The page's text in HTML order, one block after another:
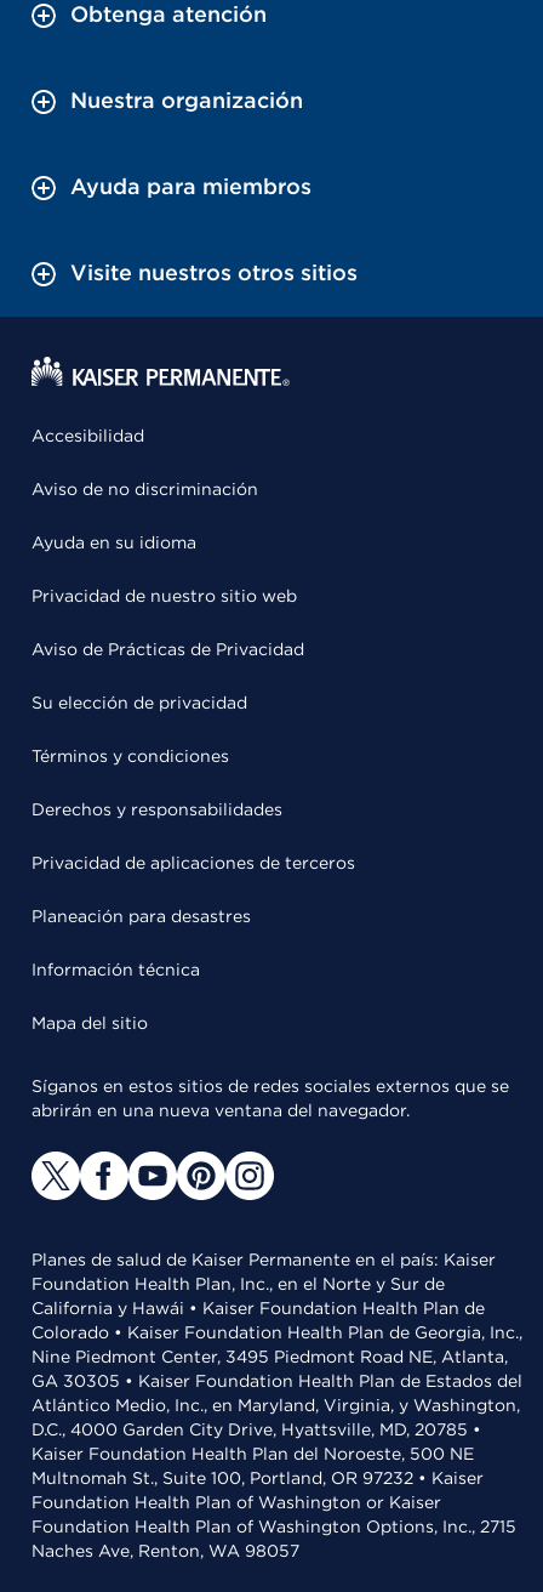
Obtenga atención
Nuestra organización
Ayuda para miembros
Visite nuestros otros sitios
Accesibilidad
Aviso de no discriminación
Ayuda en su idioma
Privacidad de nuestro sitio web
Aviso de Prácticas de Privacidad
Su elección de privacidad
Términos y condiciones
Derechos y responsabilidades
Privacidad de aplicaciones de terceros
Planeación para desastres
Información técnica
Mapa del sitio
Síganos en estos sitios de redes sociales externos que se
abrirán en una nueva ventana del navegador.
Planes de salud de Kaiser Permanente en el país: Kaiser
Foundation Health Plan, Inc., en el Norte y Sur de
California y Hawái • Kaiser Foundation Health Plan de
Colorado • Kaiser Foundation Health Plan de Georgia, Inc.,
Nine Piedmont Center, 3495 Piedmont Road NE, Atlanta,
GA 30305 • Kaiser Foundation Health Plan de Estados del
Atlántico Medio, Inc., en Maryland, Virginia, y Washington,
D.C., 4000 Garden City Drive, Hyattsville, MD, 20785 •
Kaiser Foundation Health Plan del Noroeste, 500 NE
Multnomah St., Suite 100, Portland, OR 97232 • Kaiser
Foundation Health Plan of Washington or Kaiser
Foundation Health Plan of Washington Options, Inc., 2715
Naches Ave, Renton, WA 98057